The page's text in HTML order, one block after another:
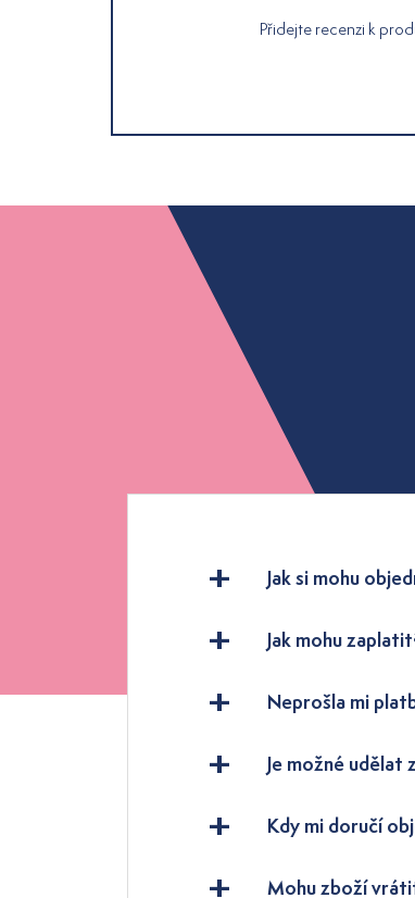
Přidejte recenzi k
Jak si mohu
Jak mohu
Neprošla mi
Je možné udělat
Kdy mi doručí
Mohu zboží